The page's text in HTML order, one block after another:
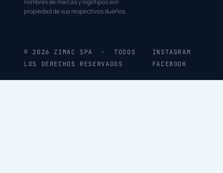
nombres de marcas y logotipos son
propiedad de sus respectivos dueños.
© 2026 ZIMAC SPA · TODOS
LOS DERECHOS RESERVADOS
INSTAGRAM
FACEBOOK